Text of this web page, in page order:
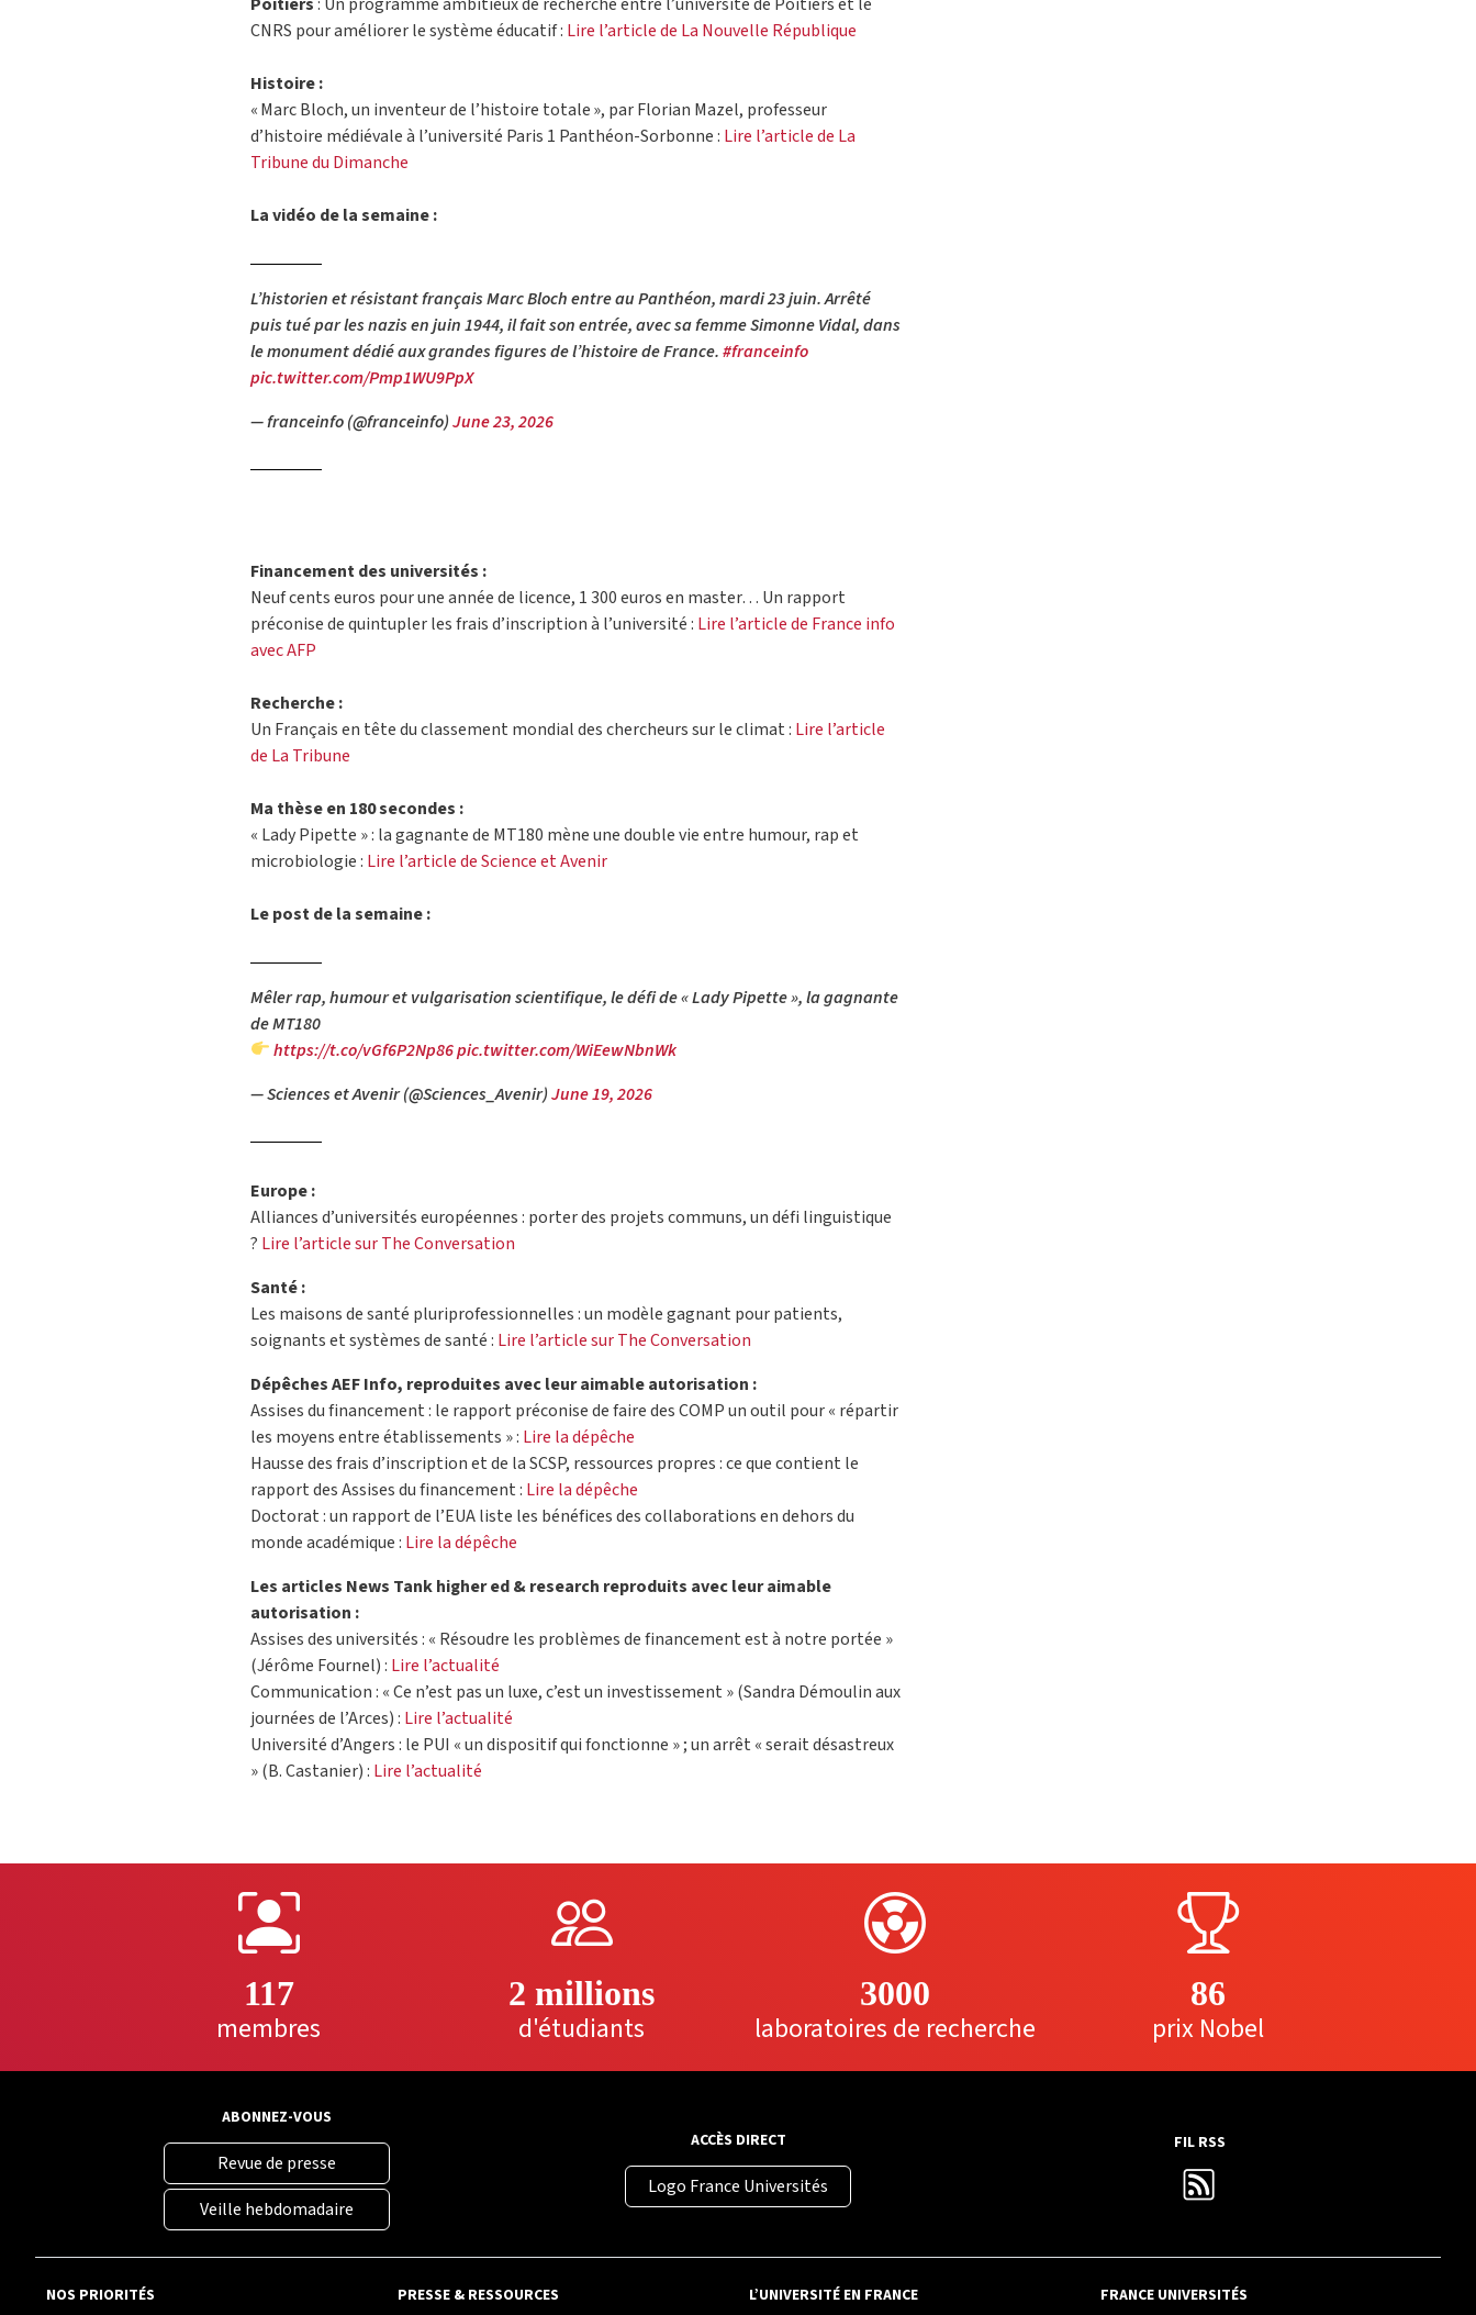
CNRS pour améliorer le système éducatif : Lire l’article de La Nouvelle République
Histoire :
« Marc Bloch, un inventeur de l’histoire totale », par Florian Mazel, professeur
d’histoire médiévale à l’université Paris 1 Panthéon-Sorbonne : Lire l’article de La
Tribune du Dimanche
La vidéo de la semaine :
L’historien et résistant français Marc Bloch entre au Panthéon, mardi 23 juin. Arrêté
puis tué par les nazis en juin 1944, il fait son entrée, avec sa femme Simonne Vidal, dans
le monument dédié aux grandes figures de l’histoire de France.#franceinfo
pic.twitter.com/Pmp1WU9PpX
— franceinfo (@franceinfo)June 23, 2026
Financement des universités :
Neuf cents euros pour une année de licence, 1 300 euros en master… Un rapport
préconise de quintupler les frais d’inscription à l’université : Lire l’article de France info
avec AFP
Recherche :
Un Français en tête du classement mondial des chercheurs sur le climat : Lire l’article
de La Tribune
Ma thèse en 180 secondes :
« Lady Pipette » : la gagnante de MT180 mène une double vie entre humour, rap et
microbiologie : Lire l’article de Science et Avenir
Le post de la semaine :
Mêler rap, humour et vulgarisation scientifique, le défi de « Lady Pipette », la gagnante
de MT180
https://t.co/vGf6P2Np86pic.twitter.com/WiEewNbnWk
— Sciences et Avenir (@Sciences_Avenir)June 19, 2026
Europe :
Alliances d’universités européennes : porter des projets communs, un défi linguistique
? Lire l’article sur The Conversation
Santé :
Les maisons de santé pluriprofessionnelles : un modèle gagnant pour patients,
soignants et systèmes de santé : Lire l’article sur The Conversation
Dépêches AEF Info, reproduites avec leur aimable autorisation :
Assises du financement : le rapport préconise de faire des COMP un outil pour « répartir
les moyens entre établissements » : Lire la dépêche
Hausse des frais d’inscription et de la SCSP, ressources propres : ce que contient le
rapport des Assises du financement : Lire la dépêche
Doctorat : un rapport de l’EUA liste les bénéfices des collaborations en dehors du
monde académique : Lire la dépêche
Les articles News Tank higher ed & research reproduits avec leur aimable
autorisation :
Assises des universités : « Résoudre les problèmes de financement est à notre portée »
(Jérôme Fournel) : Lire l’actualité
Communication : « Ce n’est pas un luxe, c’est un investissement » (Sandra Démoulin aux
journées de l’Arces) : Lire l’actualité
Université d’Angers : le PUI « un dispositif qui fonctionne » ; un arrêt « serait désastreux
» (B. Castanier) : Lire l’actualité
117
membres
2 millions
d'étudiants
3000
laboratoires de recherche
86
prix Nobel
ABONNEZ-VOUS
Revue de presse
Veille hebdomadaire
ACCÈS DIRECT
Logo France Universités
FIL RSS
NOS PRIORITÉS PRESSE & RESSOURCES L’UNIVERSITÉ EN FRANCE FRANCE UNIVERSITÉS